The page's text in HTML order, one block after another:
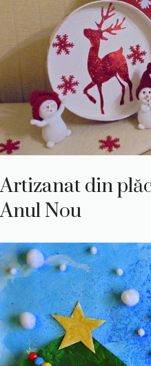
Artizanat din
Anul Nou